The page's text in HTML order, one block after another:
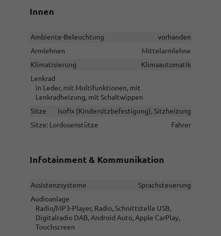
Innen
Ambiente-Beleuchtung
vorhanden
Armlehnen
Mittelarmlehne
Klimatisierung
Klimaautomatik
Lenkrad
in Leder, mit Multifunktionen, mit
Lenkradheizung, mit Schaltwippen
Sitze
Isofix (Kindersitzbefestigung), Sitzheizung
Sitze: Lordosenstütze
Fahrer
Infotainment & Kommunikation
Assistenzsysteme
Sprachsteuerung
Audioanlage
Radio/MP3-Player, Radio, Schnittstelle USB,
Digitalradio DAB, Android Auto, Apple CarPlay,
Touchscreen